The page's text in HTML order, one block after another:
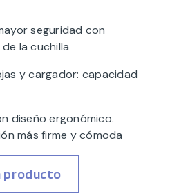
seguridad con
la cuchilla
y cargador: capacidad
diseño ergonómico.
más firme y cómoda
producto